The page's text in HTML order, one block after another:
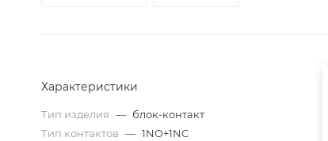
Характеристики
Тип изделия — блок-контакт
Тип контактов — 1NO+1NC